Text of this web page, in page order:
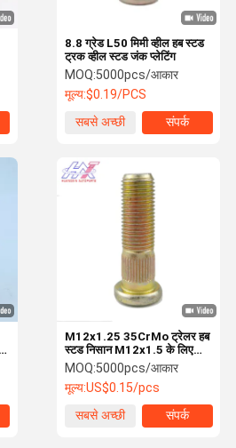
8.8 ग्रेड L50 मिमी व्हील हब स्टड
ट्रक व्हील स्टड जंक प्लेटिंग
MOQ:5000pcs/आकार
मूल्य:$0.19/PCS
सबसे अच्छी
संपर्क
M12x1.25 35CrMo ट्रेलर हब
स्टड निसान M12x1.5 के लिए
ISO9001
MOQ:5000pcs/आकार
मूल्य:US$0.15/pcs
सबसे अच्छी
संपर्क